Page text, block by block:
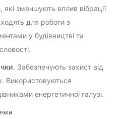
зменшують вплив вібрації
для роботи з
у будівництві та
. Забезпечують захист від
Використовуються
енергетичної галузі.